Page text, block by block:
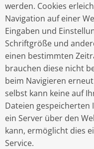
werden. Cookies
Navigation auf einer
Eingaben und
Schriftgröße und
einen bestimmten
brauchen diese nicht
beim Navigieren
selbst kann keine auf
Dateien
ein Server über den
kann, ermöglicht dies
Service.